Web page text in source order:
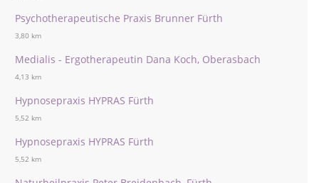
Psychotherapeutische Praxis Brunner Fürth
3,80 km
Medialis - Ergotherapeutin Dana Koch, Oberasbach
4,13 km
Hypnosepraxis HYPRAS Fürth
5,52 km
Hypnosepraxis HYPRAS Fürth
5,52 km